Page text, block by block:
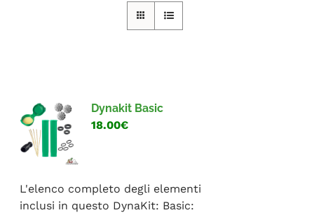
FIERE E COLLABORAZIONI
FAQ
Dynakit Basic
18.00€
L'elenco completo degli elementi
inclusi in questo DynaKit: Basic: